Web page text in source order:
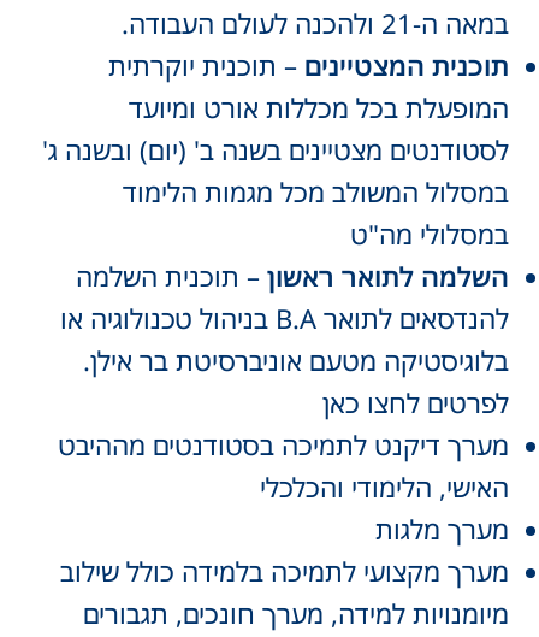
במאה ה-21 ולהכנה לעולם העבודה.
תוכנית המצטיינים – תוכנית יוקרתית
המופעלת בכל מכללות אורט ומיועד
לסטודנטים מצטיינים בשנה ב' (יום) ובשנה ג'
במסלול המשולב מכל מגמות הלימוד
במסלולי מה"ט
השלמה לתואר ראשון – תוכנית השלמה
להנדסאים לתואר B.A בניהול טכנולוגיה או
בלוגיסטיקה מטעם אוניברסיטת בר אילן.
לפרטים לחצו כאן
מערך דיקנט לתמיכה בסטודנטים מההיבט
האישי, הלימודי והכלכלי
מערך מלגות
מערך מקצועי לתמיכה בלמידה כולל שילוב
מיומנויות למידה, מערך חונכים, תגבורים